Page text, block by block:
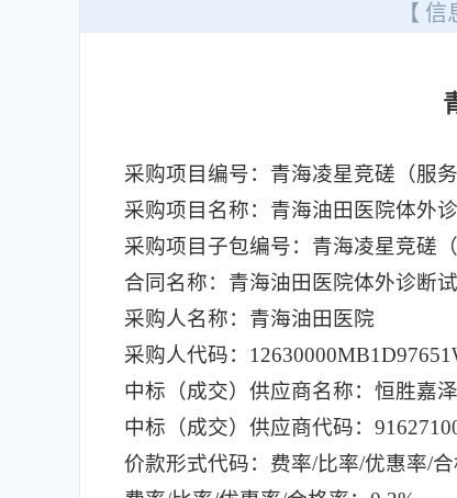
【
采购项目编号：青海凌星竞磋（服
采购项目名称：青海油田医院体外
采购项目子包编号：青海凌星竞磋
合同名称：青海油田医院体外诊断
采购人名称：青海油田医院
采购人代码：
中标（成交）供应商名称：恒胜嘉
中标（成交）供应商代码：
价款形式代码：费率/比率/优惠率/